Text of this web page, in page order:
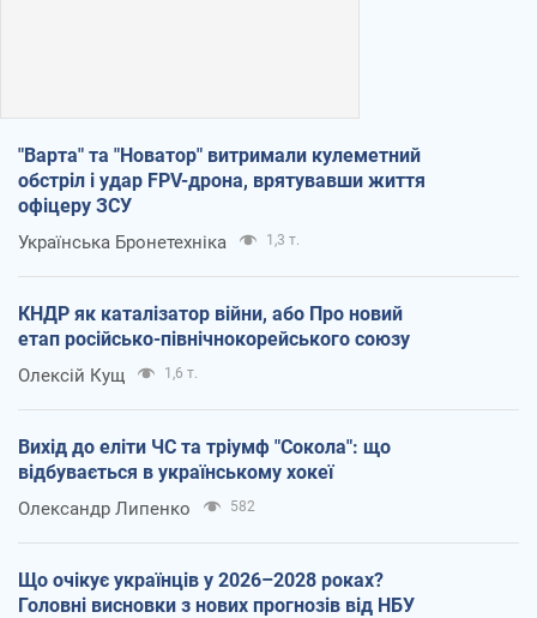
"Варта" та "Новатор" витримали кулеметний
обстріл і удар FPV-дрона, врятувавши життя
офіцеру ЗСУ
Українська Бронетехніка 1,3 т.
КНДР як каталізатор війни, або Про новий
етап російсько-північнокорейського союзу
Олексій Кущ 1,6 т.
Вихід до еліти ЧС та тріумф "Сокола": що
відбувається в українському хокеї
Олександр Липенко 582
Що очікує українців у 2026–2028 роках?
Головні висновки з нових прогнозів від НБУ